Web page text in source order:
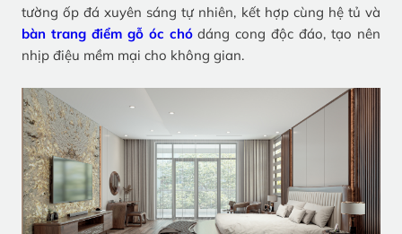
tường ốp đá xuyên sáng tự nhiên, kết hợp cùng hệ tủ và
bàn trang điểm gỗ óc chódáng cong độc đáo, tạo nên
nhịp điệu mềm mại cho không gian.